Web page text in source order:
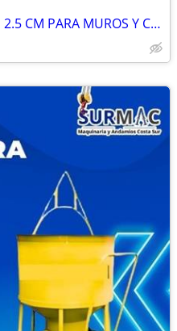
DISCO SEPARADOR MC50 DE 2.5 CM PARA MUROS Y COLUMNAS | SURMAC MÉXICO